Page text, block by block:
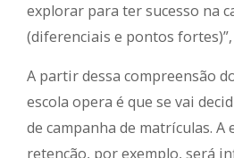
explorar para ter sucesso na
(diferenciais e pontos
A partir dessa compreensão
escola opera é que se vai
de campanha de matrículas. A
retenção, por exemplo, será